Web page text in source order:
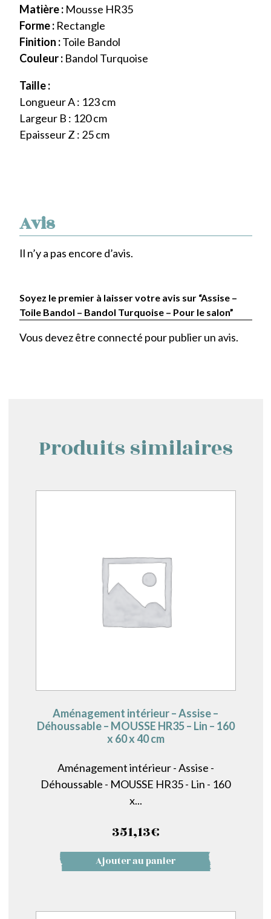
Avis
Il n’y a pas encore d’avis.
Soyez le premier à laisser votre avis sur “Assise –
Toile Bandol – Bandol Turquoise – Pour le salon”
Vous devez être connecté pour publier un avis.
Matière : Mousse HR35
Forme : Rectangle
Finition :Toile Bandol
Couleur : Bandol Turquoise
Taille :
Longueur A : 123 cm
Largeur B : 120 cm
Epaisseur Z : 25 cm
Produits similaires
Aménagement intérieur – Assise –
Déhoussable – MOUSSE HR35 – Lin – 160
x 60 x 40 cm
Aménagement intérieur - Assise -
Déhoussable - MOUSSE HR35 - Lin - 160
x...
351,13€
Ajouter au panier